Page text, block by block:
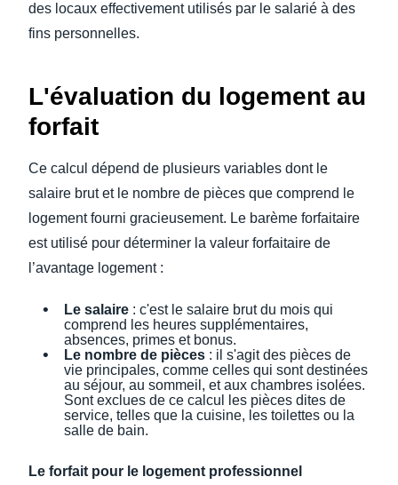
des locaux effectivement utilisés par le salarié à des
fins personnelles.
L'évaluation du logement au
forfait
Ce calcul dépend de plusieurs variables dont le
salaire brut et le nombre de pièces que comprend le
logement fourni gracieusement. Le barème forfaitaire
est utilisé pour déterminer la valeur forfaitaire de
l’avantage logement :
Le salaire : c'est le salaire brut du mois qui
comprend les heures supplémentaires,
absences, primes et bonus.
Le nombre de pièces : il s'agit des pièces de
vie principales, comme celles qui sont destinées
au séjour, au sommeil, et aux chambres isolées.
Sont exclues de ce calcul les pièces dites de
service, telles que la cuisine, les toilettes ou la
salle de bain.
Le forfait pour le logement professionnel